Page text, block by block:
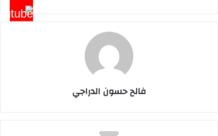
فالح حسون الدراجي